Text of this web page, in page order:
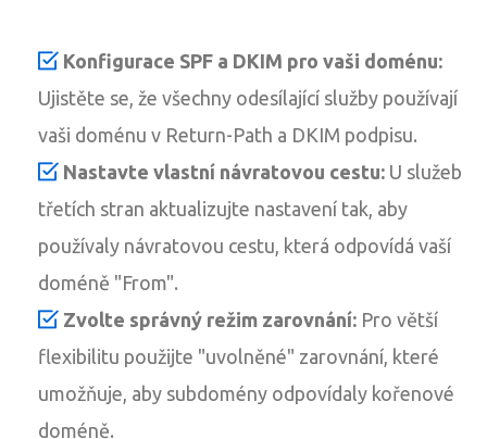
Konfigurace SPF a DKIM pro vaši doménu:
Ujistěte se, že všechny odesílající služby používají
vaši doménu v Return-Path a DKIM podpisu.
Nastavte vlastní návratovou cestu: U služeb
třetích stran aktualizujte nastavení tak, aby
používaly návratovou cestu, která odpovídá vaší
doméně "From".
Zvolte správný režim zarovnání: Pro větší
flexibilitu použijte "uvolněné" zarovnání, které
umožňuje, aby subdomény odpovídaly kořenové
doméně.